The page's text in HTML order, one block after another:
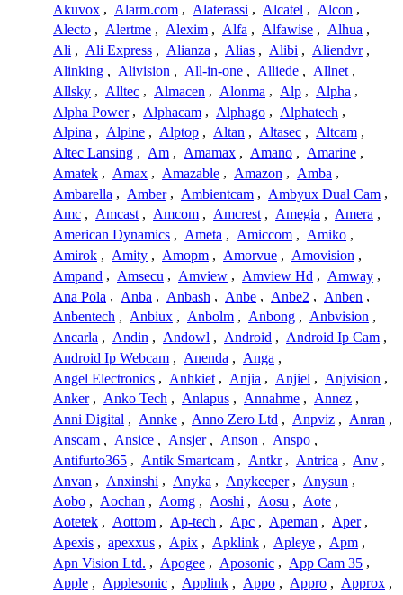
Akuvox , Alarm.com , Alaterassi , Alcatel , Alcon ,
Alecto , Alertme , Alexim , Alfa , Alfawise , Alhua ,
Ali , Ali Express , Alianza , Alias , Alibi , Aliendvr ,
Alinking , Alivision , All-in-one , Alliede , Allnet ,
Allsky , Alltec , Almacen , Alonma , Alp , Alpha ,
Alpha Power , Alphacam , Alphago , Alphatech ,
Alpina , Alpine , Alptop , Altan , Altasec , Altcam ,
Altec Lansing , Am , Amamax , Amano , Amarine ,
Amatek , Amax , Amazable , Amazon , Amba ,
Ambarella , Amber , Ambientcam , Ambyux Dual Cam ,
Amc , Amcast , Amcom , Amcrest , Amegia , Amera ,
American Dynamics , Ameta , Amiccom , Amiko ,
Amirok , Amity , Amopm , Amorvue , Amovision ,
Ampand , Amsecu , Amview , Amview Hd , Amway ,
Ana Pola , Anba , Anbash , Anbe , Anbe2 , Anben ,
Anbentech , Anbiux , Anbolm , Anbong , Anbvision ,
Ancarla , Andin , Andowl , Android , Android Ip Cam ,
Android Ip Webcam , Anenda , Anga ,
Angel Electronics , Anhkiet , Anjia , Anjiel , Anjvision ,
Anker , Anko Tech , Anlapus , Annahme , Annez ,
Anni Digital , Annke , Anno Zero Ltd , Anpviz , Anran ,
Anscam , Ansice , Ansjer , Anson , Anspo ,
Antifurto365 , Antik Smartcam , Antkr , Antrica , Anv ,
Anvan , Anxinshi , Anyka , Anykeeper , Anysun ,
Aobo , Aochan , Aomg , Aoshi , Aosu , Aote ,
Aotetek , Aottom , Ap-tech , Apc , Apeman , Aper ,
Apexis , apexxus , Apix , Apklink , Apleye , Apm ,
Apn Vision Ltd. , Apogee , Aposonic , App Cam 35 ,
Apple , Applesonic , Applink , Appo , Appro , Approx ,